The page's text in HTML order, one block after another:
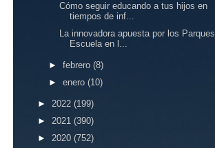
Cómo seguir educando a tus hijos en
tiempos de inf...
La innovadora apuesta por los Parques
Escuela en l...
► febrero (8)
► enero (10)
► 2022 (199)
► 2021 (390)
► 2020 (752)